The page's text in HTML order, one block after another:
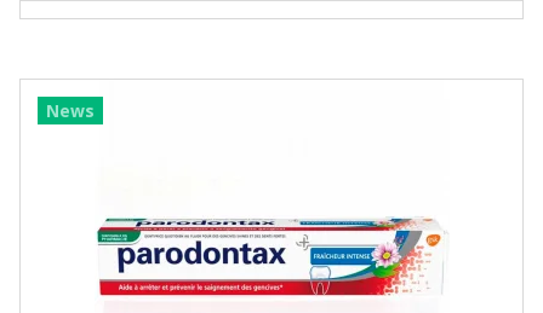
News